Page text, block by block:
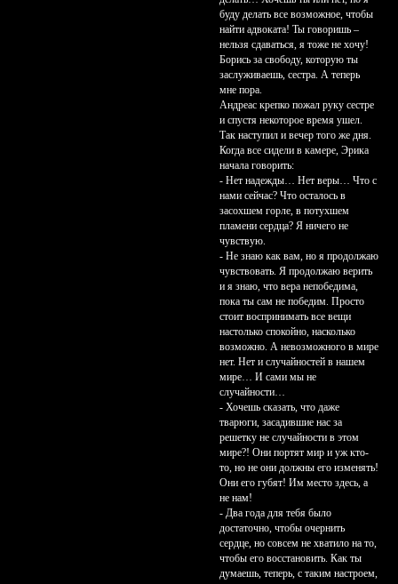
буду делать все возможное, чтобы
найти адвоката! Ты говоришь –
нельзя сдаваться, я тоже не хочу!
Борись за свободу, которую ты
заслуживаешь, сестра. А теперь
мне пора.
Андреас крепко пожал руку сестре
и спустя некоторое время ушел.
Так наступил и вечер того же дня.
Когда все сидели в камере, Эрика
начала говорить:
- Нет надежды… Нет веры… Что с
нами сейчас? Что осталось в
засохшем горле, в потухшем
пламени сердца? Я ничего не
чувствую.
- Не знаю как вам, но я продолжаю
чувствовать. Я продолжаю верить
и я знаю, что вера непобедима,
пока ты сам не победим. Просто
стоит воспринимать все вещи
настолько спокойно, насколько
возможно. А невозможного в мире
нет. Нет и случайностей в нашем
мире… И сами мы не
случайности…
- Хочешь сказать, что даже
тварюги, засадившие нас за
решетку не случайности в этом
мире?! Они портят мир и уж кто-
то, но не они должны его изменять!
Они его губят! Им место здесь, а
не нам!
- Два года для тебя было
достаточно, чтобы очернить
сердце, но совсем не хватило на то,
чтобы его восстановить. Как ты
думаешь, теперь, с таким настроем,